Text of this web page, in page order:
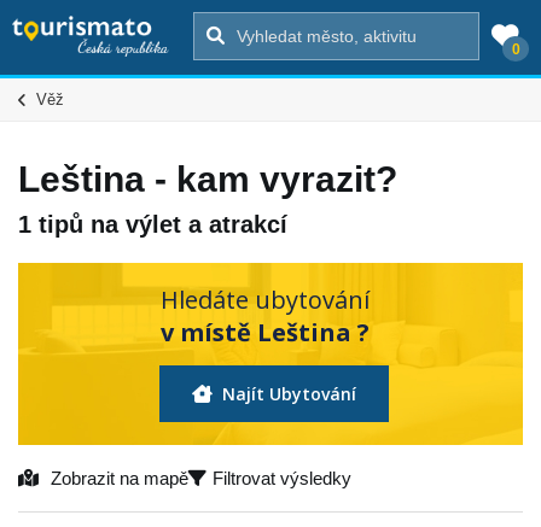
0
Věž
Leština - kam vyrazit?
1 tipů na výlet a atrakcí
Hledáte ubytování
v místě Leština ?
Najít Ubytování
Zobrazit na mapě Filtrovat výsledky